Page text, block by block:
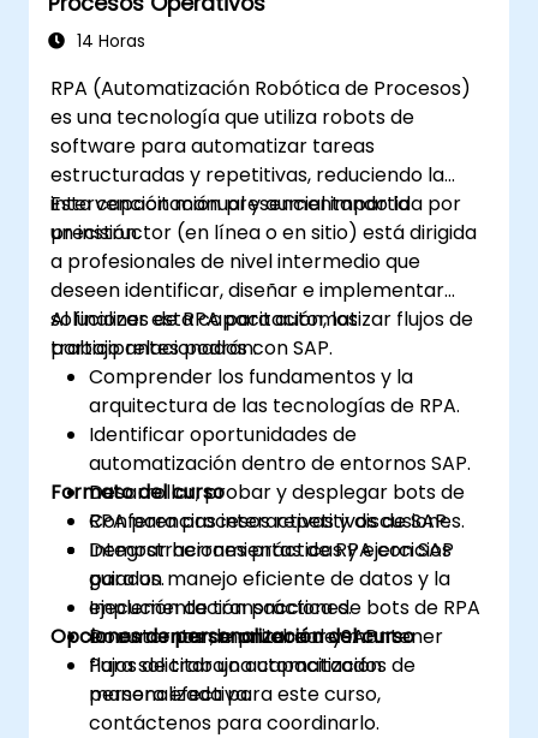
componentes de IA y la integración de
scripts para escenarios de
14 Horas
RPA (Automatización Robótica de Procesos)
es una tecnología que utiliza robots de
software para automatizar tareas
estructuradas y repetitivas, reduciendo la
intervención manual y aumentando la
precisión.
Esta capacitación presencial impartida por
un instructor (en línea o en sitio) está dirigida
a profesionales de nivel intermedio que
deseen identificar, diseñar e implementar
soluciones de RPA para automatizar flujos de
trabajo relacionados con SAP.
Al finalizar esta capacitación, los
participantes podrán:
Comprender los fundamentos y la
arquitectura de las tecnologías de RPA.
Identificar oportunidades de
automatización dentro de entornos SAP.
Desarrollar, probar y desplegar bots de
RPA para procesos repetitivos de SAP.
Integrar herramientas de RPA con SAP
para un manejo eficiente de datos y la
ejecución de transacciones.
Documentar, monitorear y mantener
flujos de trabajo automatizados de
manera efectiva.
Formato del curso
Conferencias interactivas y discusiones.
Demostraciones prácticas y ejercicios
guiados.
Implementación práctica de bots de RPA
en entornos de prueba de SAP.
Opciones de personalización del curso
Para solicitar una capacitación
personalizada para este curso,
contáctenos para coordinarlo.